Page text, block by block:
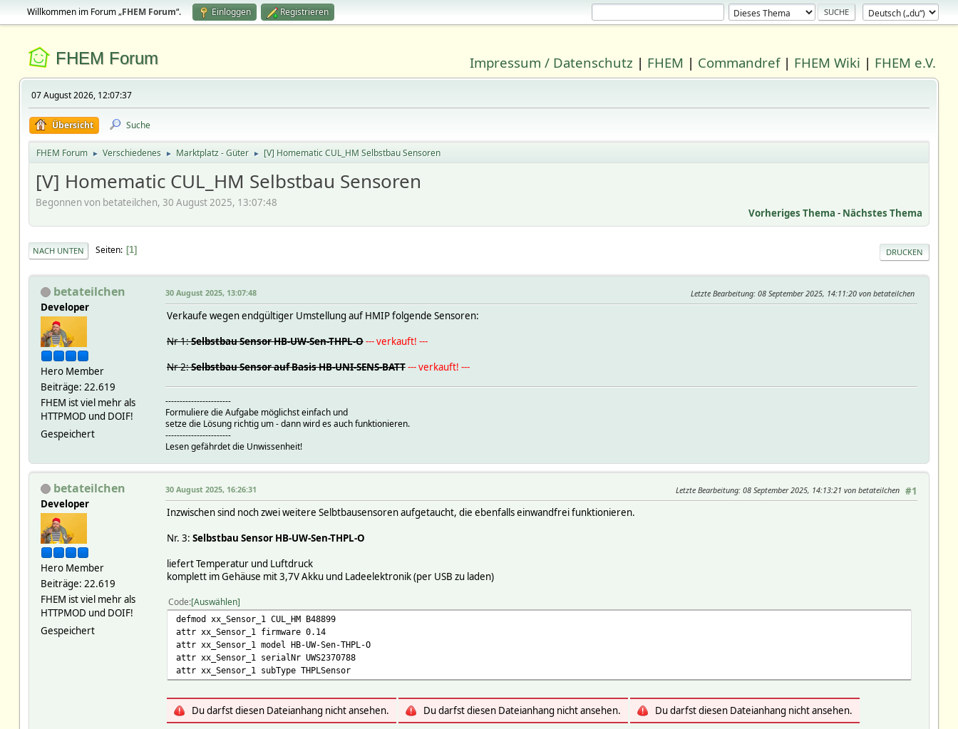
Willkommen im Forum „FHEM Forum“. Einloggen Registrieren
FHEM Forum Impressum / Datenschutz | FHEM | Commandref| FHEM Wiki | FHEM e.V.
07 August 2026, 12:07:37
Übersicht Suche
FHEM Forum ► Verschiedenes ► Marktplatz - Güter ► [V] Homematic CUL_HM Selbstbau Sensoren
[V] Homematic CUL_HM Selbstbau Sensoren
Begonnen von betateilchen, 30 August 2025, 13:07:48
Vorheriges Thema - Nächstes Thema
DRUCKEN
NACH UNTEN Seiten 1
betateilchen
Developer
Hero Member
Beiträge: 22.619
FHEM ist viel mehr als
HTTPMOD und DOIF!
Gespeichert
30 August 2025, 13:07:48 Letzte Bearbeitung: 08 September 2025, 14:11:20 von betateilchen
Verkaufe wegen endgültiger Umstellung auf HMIP folgende Sensoren:
Nr 1:Selbstbau Sensor HB-UW-Sen-THPL-O--- verkauft! ---
Nr 2:Selbstbau Sensor auf Basis HB-UNI-SENS-BATT--- verkauft! ---
-----------------------
Formuliere die Aufgabe möglichst einfach und
setze die Lösung richtig um - dann wird es auch funktionieren.
-----------------------
Lesen gefährdet die Unwissenheit!
betateilchen
Developer
Hero Member
Beiträge: 22.619
FHEM ist viel mehr als
HTTPMOD und DOIF!
Gespeichert
#1
30 August 2025, 16:26:31 Letzte Bearbeitung: 08 September 2025, 14:13:21 von betateilchen
Inzwischen sind noch zwei weitere Selbtbausensoren aufgetaucht, die ebenfalls einwandfrei funktionieren.
Nr. 3: Selbstbau Sensor HB-UW-Sen-THPL-O
liefert Temperatur und Luftdruck
komplett im Gehäuse mit 3,7V Akku und Ladeelektronik (per USB zu laden)
Code Auswählen
defmod xx_Sensor_1 CUL_HM B48899
attr xx_Sensor_1 firmware 0.14
attr xx_Sensor_1 model HB-UW-Sen-THPL-O
attr xx_Sensor_1 serialNr UWS2370788
attr xx_Sensor_1 subType THPLSensor
Du darfst diesen Dateianhang nicht ansehen. Du darfst diesen Dateianhang nicht ansehen. Du darfst diesen Dateianhang nicht ansehen.